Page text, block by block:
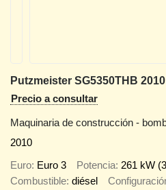
Putzmeister SG5350THB
Precio a consultar
Maquinaria de construcción -
2010
Euro Euro 3 Potencia 261 kW
Combustible diésel